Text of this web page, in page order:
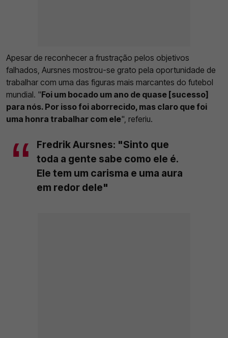
Apesar de reconhecer a frustração pelos objetivos
falhados, Aursnes mostrou-se grato pela oportunidade de
trabalhar com uma das figuras mais marcantes do futebol
mundial. "Foi um bocado um ano de quase [sucesso]
para nós. Por isso foi aborrecido, mas claro que foi
uma honra trabalhar com ele", referiu.
Fredrik Aursnes: "Sinto que
toda a gente sabe como ele é.
Ele tem um carisma e uma aura
em redor dele"